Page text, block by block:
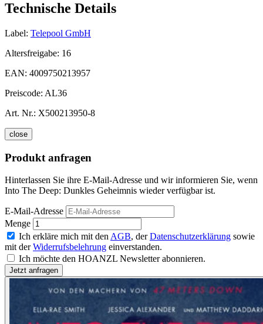
Technische Details
Label: Telepool GmbH
Altersfreigabe: 16
EAN: 4009750213957
Preiscode: AL36
Art. Nr.: X500213950-8
close
Produkt anfragen
Hinterlassen Sie ihre E-Mail-Adresse und wir informieren Sie, wenn
Into The Deep: Dunkles Geheimnis wieder verfügbar ist.
E-Mail-Adresse
Menge
Ich erkläre mich mit den AGB, derDatenschutzerklärung sowie
mit derWiderrufsbelehrung einverstanden.
Ich möchte den HOANZL Newsletter abonnieren.